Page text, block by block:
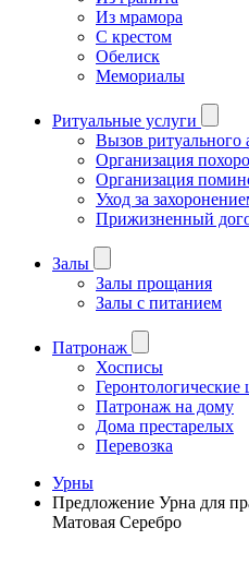
Из мрамора
С крестом
Обелиск
Мемориалы
Ритуальные услуги
Вызов ритуального
Организация
Организация
Уход за
Прижизненный
Залы
Залы прощания
Залы с питанием
Патронаж
Хосписы
Геронтологические
Патронаж на дому
Дома престарелых
Перевозка
Урны
Предложение Урна для
Матовая Серебро